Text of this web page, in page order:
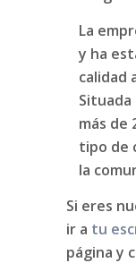
La
y ha
calidad
Situada
más de
tipo de
la
Si eres
ir a tu
página y